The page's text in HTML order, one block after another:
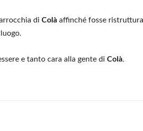
di Colà affinché fosse
e tanto cara alla gente di Colà.